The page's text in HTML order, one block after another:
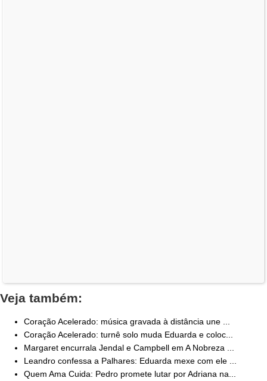
Veja também:
Coração Acelerado: música gravada à distância une ...
Coração Acelerado: turnê solo muda Eduarda e coloc...
Margaret encurrala Jendal e Campbell em A Nobreza ...
Leandro confessa a Palhares: Eduarda mexe com ele ...
Quem Ama Cuida: Pedro promete lutar por Adriana na...